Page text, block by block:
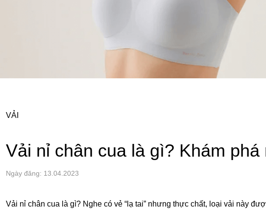
VẢI
Vải nỉ chân cua là gì? Khám
Ngày đăng: 13.04.2023
Vải nỉ chân cua là gì? Nghe có vẻ “lạ tai” nhưng thực chất, loại vải này